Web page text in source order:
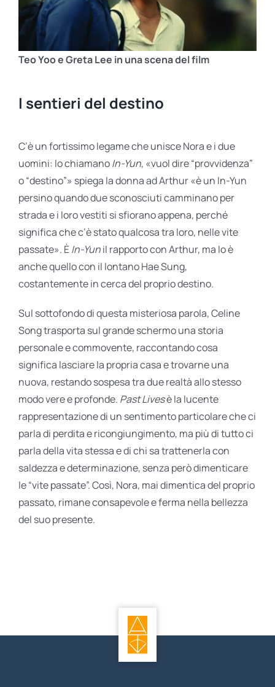
Teo Yoo e Greta Lee in una scena del film
I sentieri del destino
C’è un fortissimo legame che unisce Nora e i due
uomini: lo chiamanoIn-Yun, «vuol dire “provvidenza”
o “destino”» spiega la donna ad Arthur «è un In-Yun
persino quando due sconosciuti camminano per
strada e i loro vestiti si sfiorano appena, perché
significa che c’è stato qualcosa tra loro, nelle vite
passate». ÈIn-Yunil rapporto con Arthur, ma lo è
anche quello con il lontano Hae Sung,
costantemente in cerca del proprio destino.
Sul sottofondo di questa misteriosa parola, Celine
Song trasporta sul grande schermo una storia
personale e commovente, raccontando cosa
significa lasciare la propria casa e trovarne una
nuova, restando sospesa tra due realtà allo stesso
modo vere e profonde. Past Livesè la lucente
rappresentazione di un sentimento particolare che ci
parla di perdita e ricongiungimento, ma più di tutto ci
parla della vita stessa e di chi sa trattenerla con
saldezza e determinazione, senza però dimenticare
le “vite passate”. Così, Nora, mai dimentica del proprio
passato, rimane consapevole e ferma nella bellezza
del suo presente.